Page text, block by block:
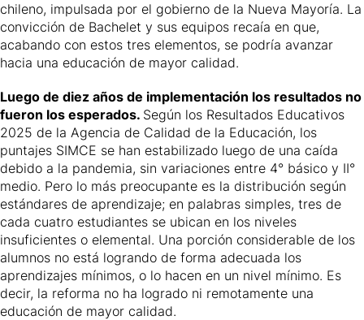
chileno, impulsada por el gobierno de la Nueva Mayoría. La
convicción de Bachelet y sus equipos recaía en que,
acabando con estos tres elementos, se podría avanzar
hacia una educación de mayor calidad.
Luego de diez años de implementación los resultados no
fueron los esperados. Según los Resultados Educativos
2025 de la Agencia de Calidad de la Educación, los
puntajes SIMCE se han estabilizado luego de una caída
debido a la pandemia, sin variaciones entre 4° básico y II°
medio. Pero lo más preocupante es la distribución según
estándares de aprendizaje; en palabras simples, tres de
cada cuatro estudiantes se ubican en los niveles
insuficientes o elemental. Una porción considerable de los
alumnos no está logrando de forma adecuada los
aprendizajes mínimos, o lo hacen en un nivel mínimo. Es
decir, la reforma no ha logrado ni remotamente una
educación de mayor calidad.